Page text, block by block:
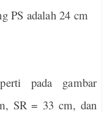
PS adalah 24 cm
pada gambar
SR = 33 cm, dan